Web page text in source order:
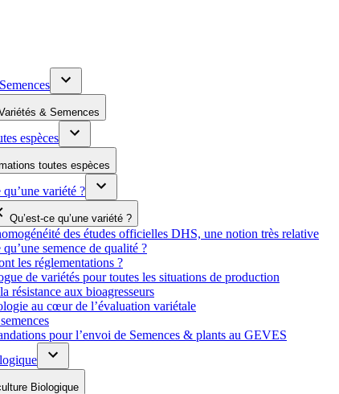
& Semences
espèces
toutes espèces
qu’une variété ?
Qu’est-ce qu’une variété ?
des études officielles DHS, une notion très relative
qu’une semence de qualité ?
les réglementations ?
de variétés pour toutes les situations de production
résistance aux bioagresseurs
au cœur de l’évaluation variétale
pour l’envoi de Semences & plants au GEVES
Biologique